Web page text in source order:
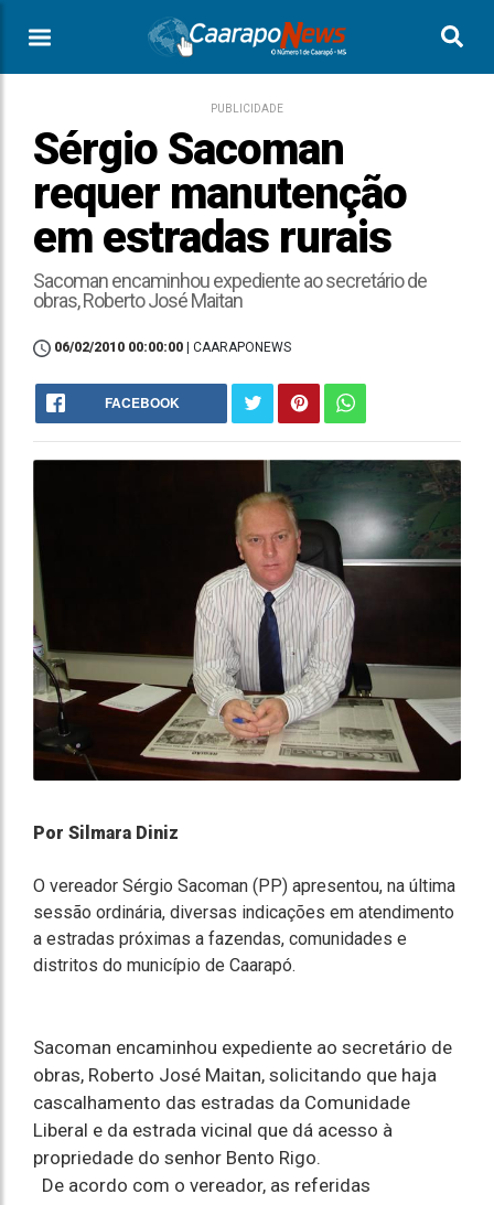
PUBLICIDADE
Sérgio Sacoman
requer manutenção
em estradas rurais
Sacoman encaminhou expediente ao secretário de
obras, Roberto José Maitan
06/02/2010 00:00:00 | CAARAPONEWS
FACEBOOK
Por Silmara Diniz
O vereador Sérgio Sacoman (PP) apresentou, na última
sessão ordinária, diversas indicações em atendimento
a estradas próximas a fazendas, comunidades e
distritos do município de Caarapó.
Sacoman encaminhou expediente ao secretário de
obras, Roberto José Maitan, solicitando que haja
cascalhamento das estradas da Comunidade
Liberal e da estrada vicinal que dá acesso à
propriedade do senhor Bento Rigo.
De acordo com o vereador, as referidas